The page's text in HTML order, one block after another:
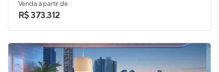
Venda a partir de
R$ 373.312